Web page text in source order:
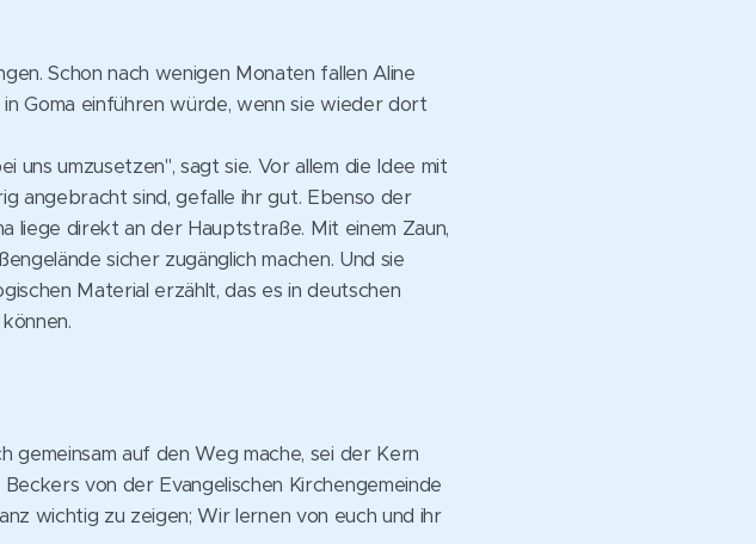
Schon nach wenigen Monaten fallen Aline
Goma einführen würde, wenn sie wieder dort
uns umzusetzen", sagt sie. Vor allem die Idee mit
angebracht sind, gefalle ihr gut. Ebenso der
liege direkt an der Hauptstraße. Mit einem Zaun,
sicher zugänglich machen. Und sie
Material erzählt, das es in deutschen
gemeinsam auf den Weg mache, sei der Kern
von der Evangelischen Kirchengemeinde
wichtig zu zeigen; Wir lernen von euch und ihr